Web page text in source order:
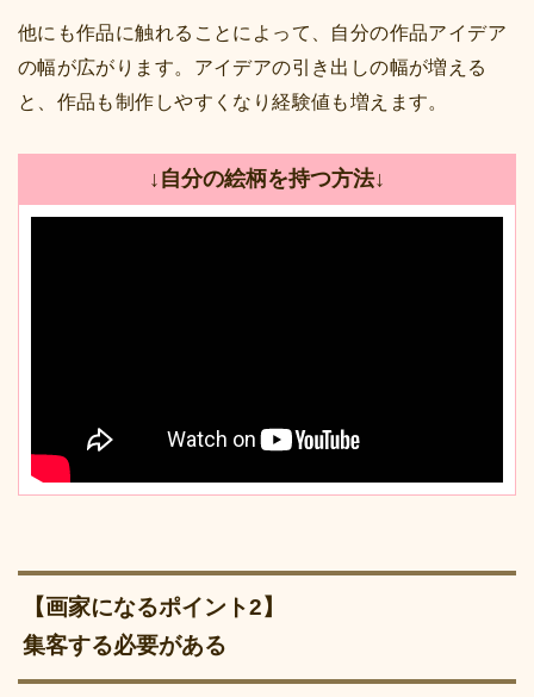
他にも作品に触れることによって、自分の作品アイデア
の幅が広がります。アイデアの引き出しの幅が増える
と、作品も制作しやすくなり経験値も増えます。
↓自分の絵柄を持つ方法↓
【画家になるポイント2】
集客する必要がある